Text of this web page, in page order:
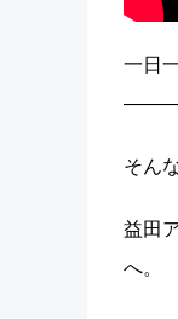
一日
―――
そん
益田
へ。